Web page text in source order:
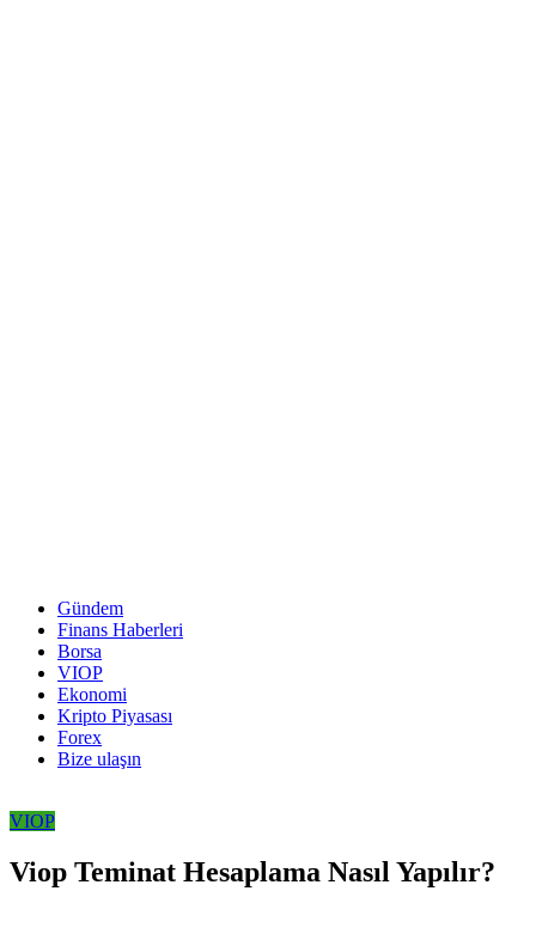
Gündem
Finans Haberleri
Borsa
VIOP
Ekonomi
Kripto Piyasası
Forex
Bize ulaşın
VIOP
Viop Teminat Hesaplama Nasıl Yapılır?